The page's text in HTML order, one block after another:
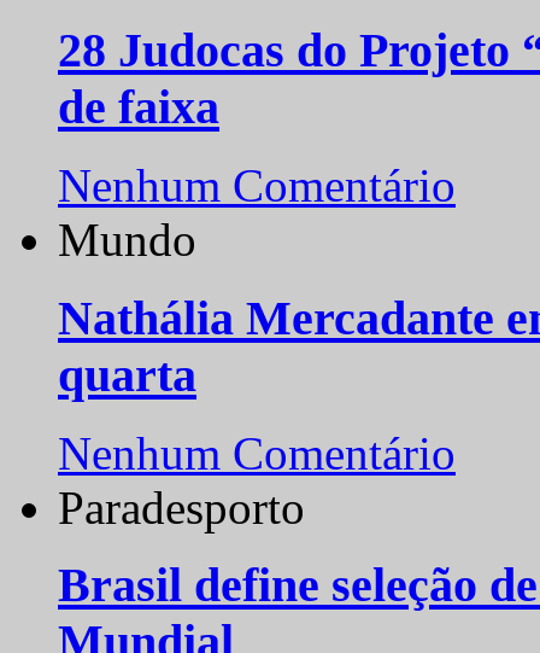
28 Judocas do
de faixa
Nenhum Comentário
Mundo
Nathália Mercadante
quarta
Nenhum Comentário
Paradesporto
Brasil define seleção
Mundial